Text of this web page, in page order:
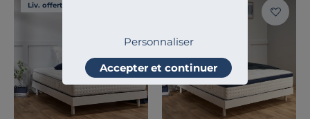
Personnaliser
Accepter et continuer
Liv. offerte